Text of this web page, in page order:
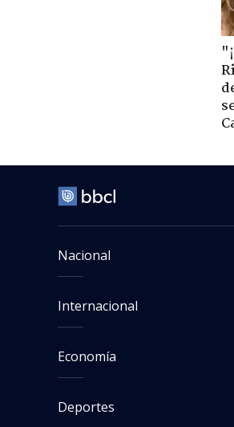
Nacional
Internacional
Economía
Deportes